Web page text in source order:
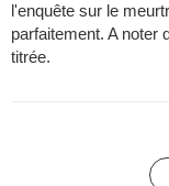
l'enquête sur le
parfaitement. A noter
titrée.